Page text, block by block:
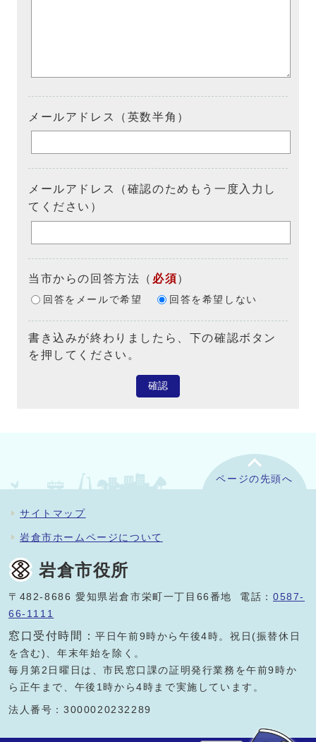
メールアドレス（英数半角）
メールアドレス（確認のためもう一度入力し
てください）
当市からの回答方法 （ 必須）
回答をメールで希望 回答を希望しない
書き込みが終わりましたら、下の確認ボタン
を押してください。
確認
ページの先頭へ
サイトマップ
岩倉市ホームページについて
岩倉市役所
〒482-8686 愛知県岩倉市栄町一丁目66番地 電話：0587-
66-1111
窓口受付時間：平日午前9時から午後4時。祝日(振替休日
を含む)、年末年始を除く。
毎月第2日曜日は、市民窓口課の証明発行業務を午前9時か
ら正午まで、午後1時から4時まで実施しています。
法人番号：3000020232289